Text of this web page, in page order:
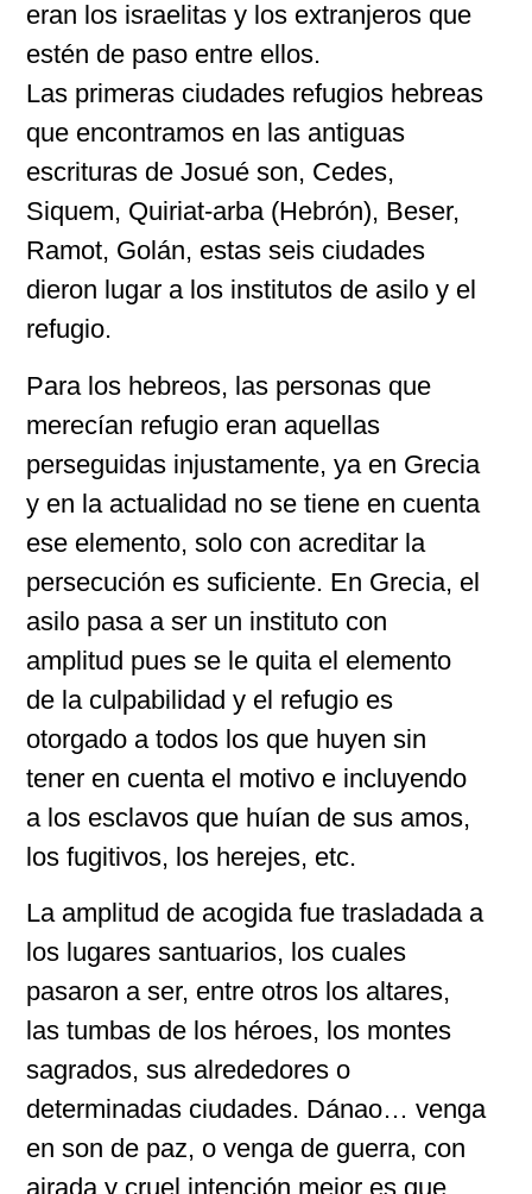
eran los israelitas y los extranjeros que
estén de paso entre ellos.
Las primeras ciudades refugios hebreas
que encontramos en las antiguas
escrituras de Josué son, Cedes,
Siquem, Quiriat-arba (Hebrón), Beser,
Ramot, Golán, estas seis ciudades
dieron lugar a los institutos de asilo y el
refugio.
Para los hebreos, las personas que
merecían refugio eran aquellas
perseguidas injustamente, ya en Grecia
y en la actualidad no se tiene en cuenta
ese elemento, solo con acreditar la
persecución es suficiente. En Grecia, el
asilo pasa a ser un instituto con
amplitud pues se le quita el elemento
de la culpabilidad y el refugio es
otorgado a todos los que huyen sin
tener en cuenta el motivo e incluyendo
a los esclavos que huían de sus amos,
los fugitivos, los herejes, etc.
La amplitud de acogida fue trasladada a
los lugares santuarios, los cuales
pasaron a ser, entre otros los altares,
las tumbas de los héroes, los montes
sagrados, sus alrededores o
determinadas ciudades. Dánao… venga
en son de paz, o venga de guerra, con
airada y cruel intención mejor es que